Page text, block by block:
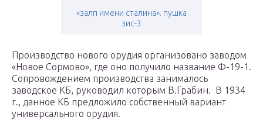
«залп имени сталина». пушка
зис-3
Производство нового орудия организовано заводом
«Новое Сормово», где оно получило название Ф-19-1.
Сопровождением производства занималось
заводское КБ, руководил которым В.Грабин. В 1934
г., данное КБ предложило собственный вариант
универсального орудия.